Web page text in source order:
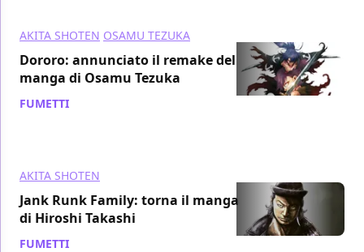
AKITA SHOTEN OSAMU TEZUKA
Dororo: annunciato il remake del
manga di Osamu Tezuka
FUMETTI
AKITA SHOTEN
Jank Runk Family: torna il manga
di Hiroshi Takashi
FUMETTI